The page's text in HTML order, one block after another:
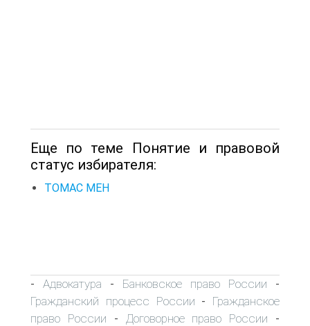
Еще по теме Понятие и правовой
статус избирателя:
ТОМАС МЕН
- Адвокатура - Банковское право России -
Гражданский процесс России - Гражданское
право России - Договорное право России -